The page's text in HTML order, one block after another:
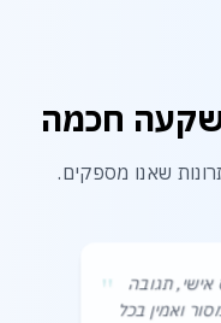
חכמה
שאנו מספקים.
"
אישי, תגובה
ואמין בכל